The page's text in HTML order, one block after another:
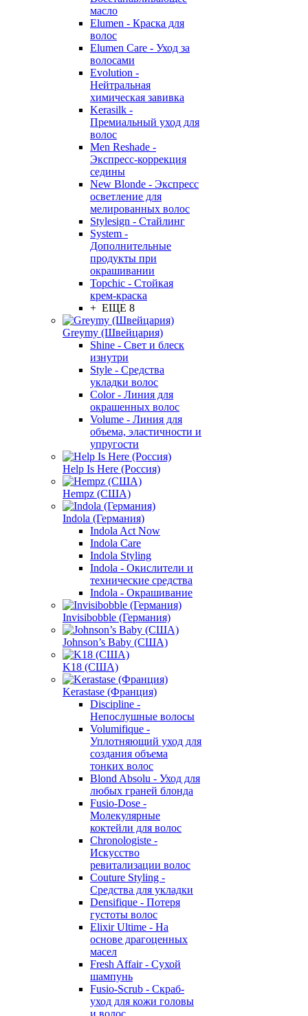
масло
Elumen - Краска для
волос
Elumen Care - Уход за
волосами
Evolution -
Нейтральная
химическая завивка
Kerasilk -
Премиальный уход для
волос
Men Reshade -
Экспресс-коррекция
седины
New Blonde - Экспресс
осветление для
мелированных волос
Stylesign - Стайлинг
System -
Дополнительные
продукты при
окрашивании
Topchic - Стойкая
крем-краска
+ ЕЩЕ 8
Greymy (Швейцария)
Shine - Свет и блеск
изнутри
Style - Средства
укладки волос
Color - Линия для
окрашенных волос
Volume - Линия для
объема, эластичности и
упругости
Help Is Here (Россия)
Hempz (США)
Indola (Германия)
Indola Act Now
Indola Care
Indola Styling
Indola - Окислители и
технические средства
Indola - Окрашивание
Invisibobble (Германия)
Johnson’s Baby (США)
K18 (США)
Kerastase (Франция)
Discipline -
Непослушные волосы
Volumifique -
Уплотняющий уход для
создания объема
тонких волос
Blond Absolu - Уход для
любых граней блонда
Fusio-Dose -
Молекулярные
коктейли для волос
Chronologiste -
Искусство
ревитализации волос
Couture Styling -
Средства для укладки
Densifique - Потеря
густоты волос
Elixir Ultime - На
основе драгоценных
масел
Fresh Affair - Сухой
шампунь
Fusio-Scrub - Скраб-
уход для кожи головы
и волос